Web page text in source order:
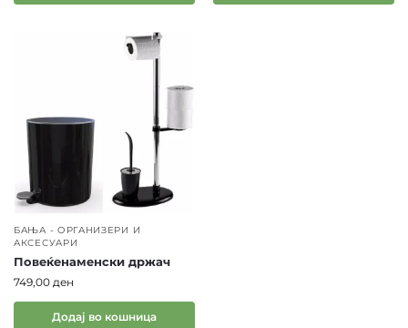
БАЊА - ОРГАНИЗЕРИ И
АКСЕСУАРИ
Повеќенаменски држач
749,00 ден
Додај во кошница